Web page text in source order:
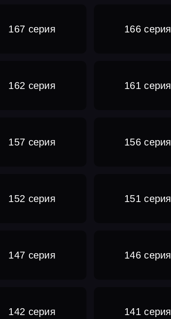
167 серия 166 серия
162 серия 161 серия
157 серия 156 серия
152 серия 151 серия
147 серия 146 серия
142 серия 141 серия